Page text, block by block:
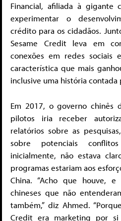
Financial, afiliada à gigante
experimentar o
crédito para os cidadãos.
Sesame Credit leva em
conexões em redes sociais
característica que mais
inclusive uma história contada
Em 2017, o governo chinês
pilotos iria receber
relatórios sobre as
sobre potenciais
inicialmente, não estava
programas estariam aos
China. “Acho que houve, e
chineses que não
também,” diz Ahmed.
Credit era marketing por